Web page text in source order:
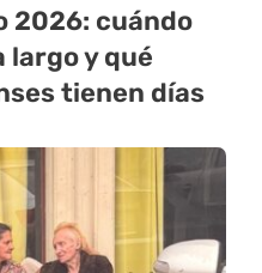
2026: cuándo
largo y qué
tienen días